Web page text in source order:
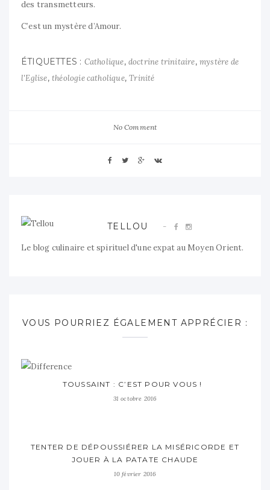
des transmetteurs.
C’est un mystère d’Amour.
ÉTIQUETTES : Catholique, doctrine trinitaire, mystère de
l'Eglise, théologie catholique,Trinité
No Comment
TELLOU
Le blog culinaire et spirituel d'une expat au Moyen Orient.
VOUS POURRIEZ ÉGALEMENT APPRÉCIER :
TOUSSAINT : C’EST POUR VOUS !
31 octobre 2016
TENTER DE DÉPOUSSIÉRER LA MISÉRICORDE ET
JOUER À LA PATATE CHAUDE
10 février 2016